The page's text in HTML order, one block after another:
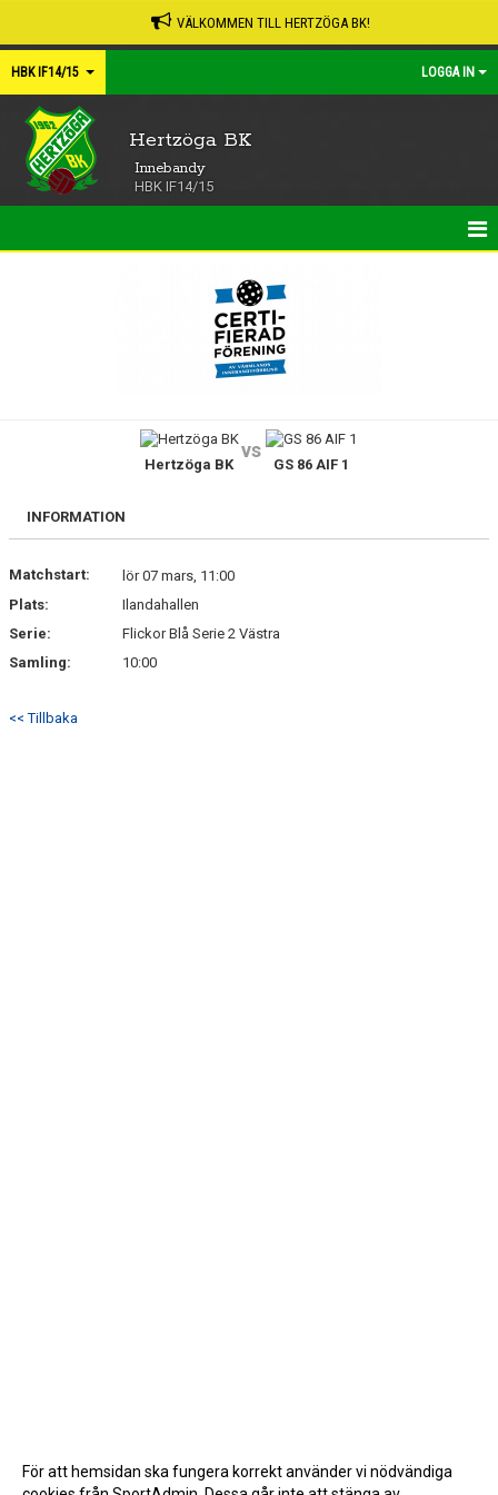
VÄLKOMMEN TILL HERTZÖGA BK!
HBK IF14/15 LOGGA IN
Hertzöga BK
Innebandy
HBK IF14/15
BILDGALLERI
KONTAKT
Hertzöga BK
vs
GS 86 AIF 1
INFORMATION
Matchstart:
lör 07 mars, 11:00
Plats:
Ilandahallen
Serie:
Flickor Blå Serie 2 Västra
Samling:
10:00
<< Tillbaka
För att hemsidan ska fungera korrekt använder vi nödvändiga